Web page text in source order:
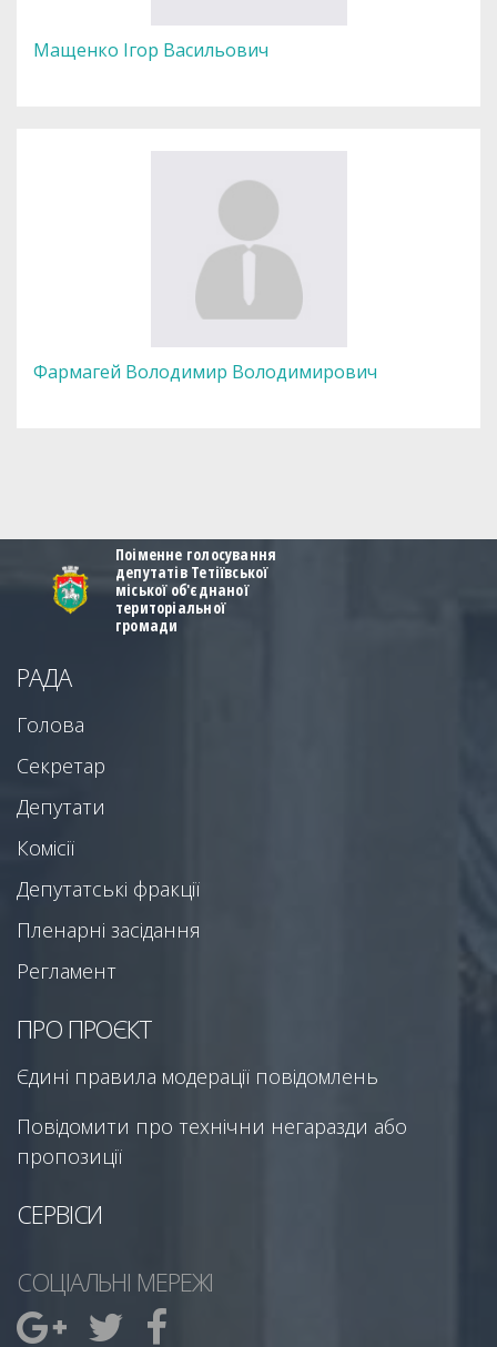
Мащенко Ігор Васильович
Фармагей Володимир Володимирович
Поіменне голосування
депутатів Тетіївської
міської об'єднаної
територіальної
громади
РАДА
Голова
Секретар
Депутати
Комісії
Депутатські фракції
Пленарні засідання
Регламент
ПРО ПРОЄКТ
Єдині правила модерації повідомлень
Повідомити про технічни негаразди або
пропозиції
СЕРВІСИ
СОЦІАЛЬНІ МЕРЕЖІ